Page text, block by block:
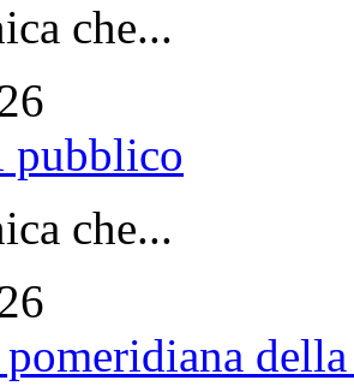
che...
pubblico
che...